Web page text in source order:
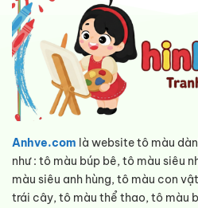
Anhve.com là website tô màu
như : tô màu búp bê, tô màu siêu
màu siêu anh hùng, tô màu con
trái cây, tô màu thể thao, tô màu